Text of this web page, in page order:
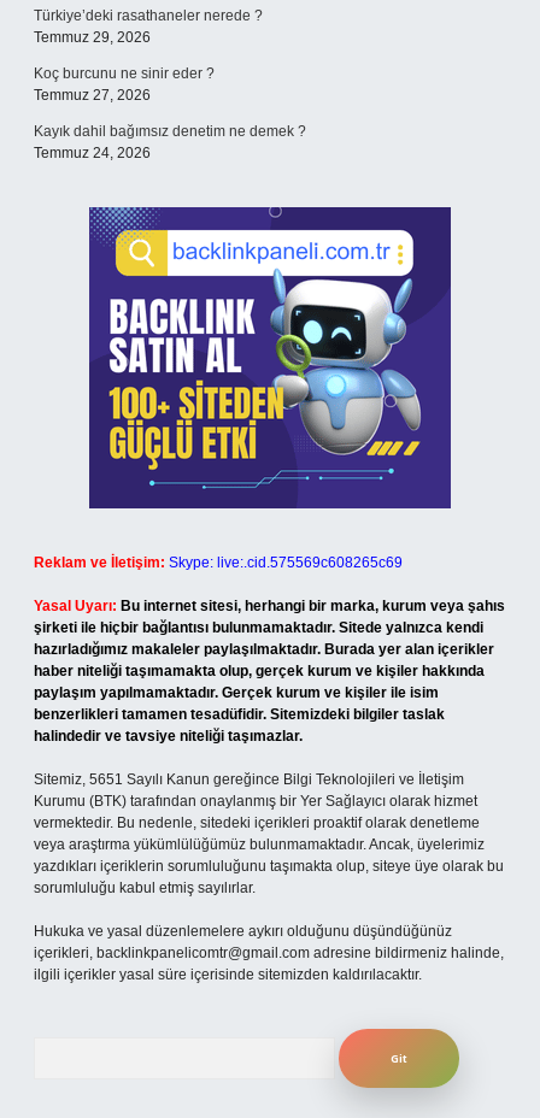
Türkiye’deki rasathaneler nerede ?
Temmuz 29, 2026
Koç burcunu ne sinir eder ?
Temmuz 27, 2026
Kayık dahil bağımsız denetim ne demek ?
Temmuz 24, 2026
Reklam ve İletişim: Skype: live:.cid.575569c608265c69
Yasal Uyarı: Bu internet sitesi, herhangi bir marka, kurum veya şahıs
şirketi ile hiçbir bağlantısı bulunmamaktadır. Sitede yalnızca kendi
hazırladığımız makaleler paylaşılmaktadır. Burada yer alan içerikler
haber niteliği taşımamakta olup, gerçek kurum ve kişiler hakkında
paylaşım yapılmamaktadır. Gerçek kurum ve kişiler ile isim
benzerlikleri tamamen tesadüfidir. Sitemizdeki bilgiler taslak
halindedir ve tavsiye niteliği taşımazlar.
Sitemiz, 5651 Sayılı Kanun gereğince Bilgi Teknolojileri ve İletişim
Kurumu (BTK) tarafından onaylanmış bir Yer Sağlayıcı olarak hizmet
vermektedir. Bu nedenle, sitedeki içerikleri proaktif olarak denetleme
veya araştırma yükümlülüğümüz bulunmamaktadır. Ancak, üyelerimiz
yazdıkları içeriklerin sorumluluğunu taşımakta olup, siteye üye olarak bu
sorumluluğu kabul etmiş sayılırlar.
Hukuka ve yasal düzenlemelere aykırı olduğunu düşündüğünüz
içerikleri, backlinkpanelicomtr@gmail.com adresine bildirmeniz halinde,
ilgili içerikler yasal süre içerisinde sitemizden kaldırılacaktır.